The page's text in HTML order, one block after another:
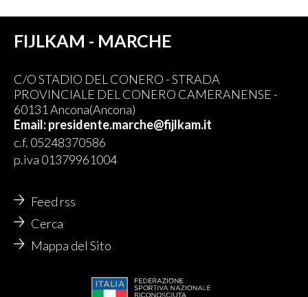
FIJLKAM - MARCHE
C/O STADIO DEL CONERO - STRADA
PROVINCIALE DEL CONERO CAMERANENSE -
60131 Ancona(Ancona)
Email: presidente.marche@fijlkam.it
c.f. 05248370586
p.iva 01379961004
Feed rss
Cerca
Mappa del Sito